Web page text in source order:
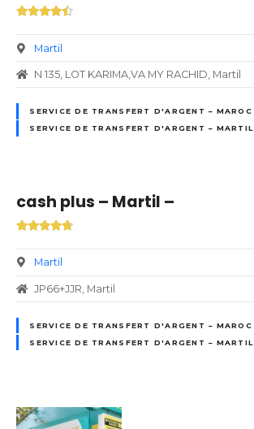
Martil
N 135, LOT KARIMA,VA MY RACHID, Martil
SERVICE DE TRANSFERT D'ARGENT – MAROC
SERVICE DE TRANSFERT D'ARGENT – MARTIL
cash plus – Martil –
Martil
JP66+JJR, Martil
SERVICE DE TRANSFERT D'ARGENT – MAROC
SERVICE DE TRANSFERT D'ARGENT – MARTIL